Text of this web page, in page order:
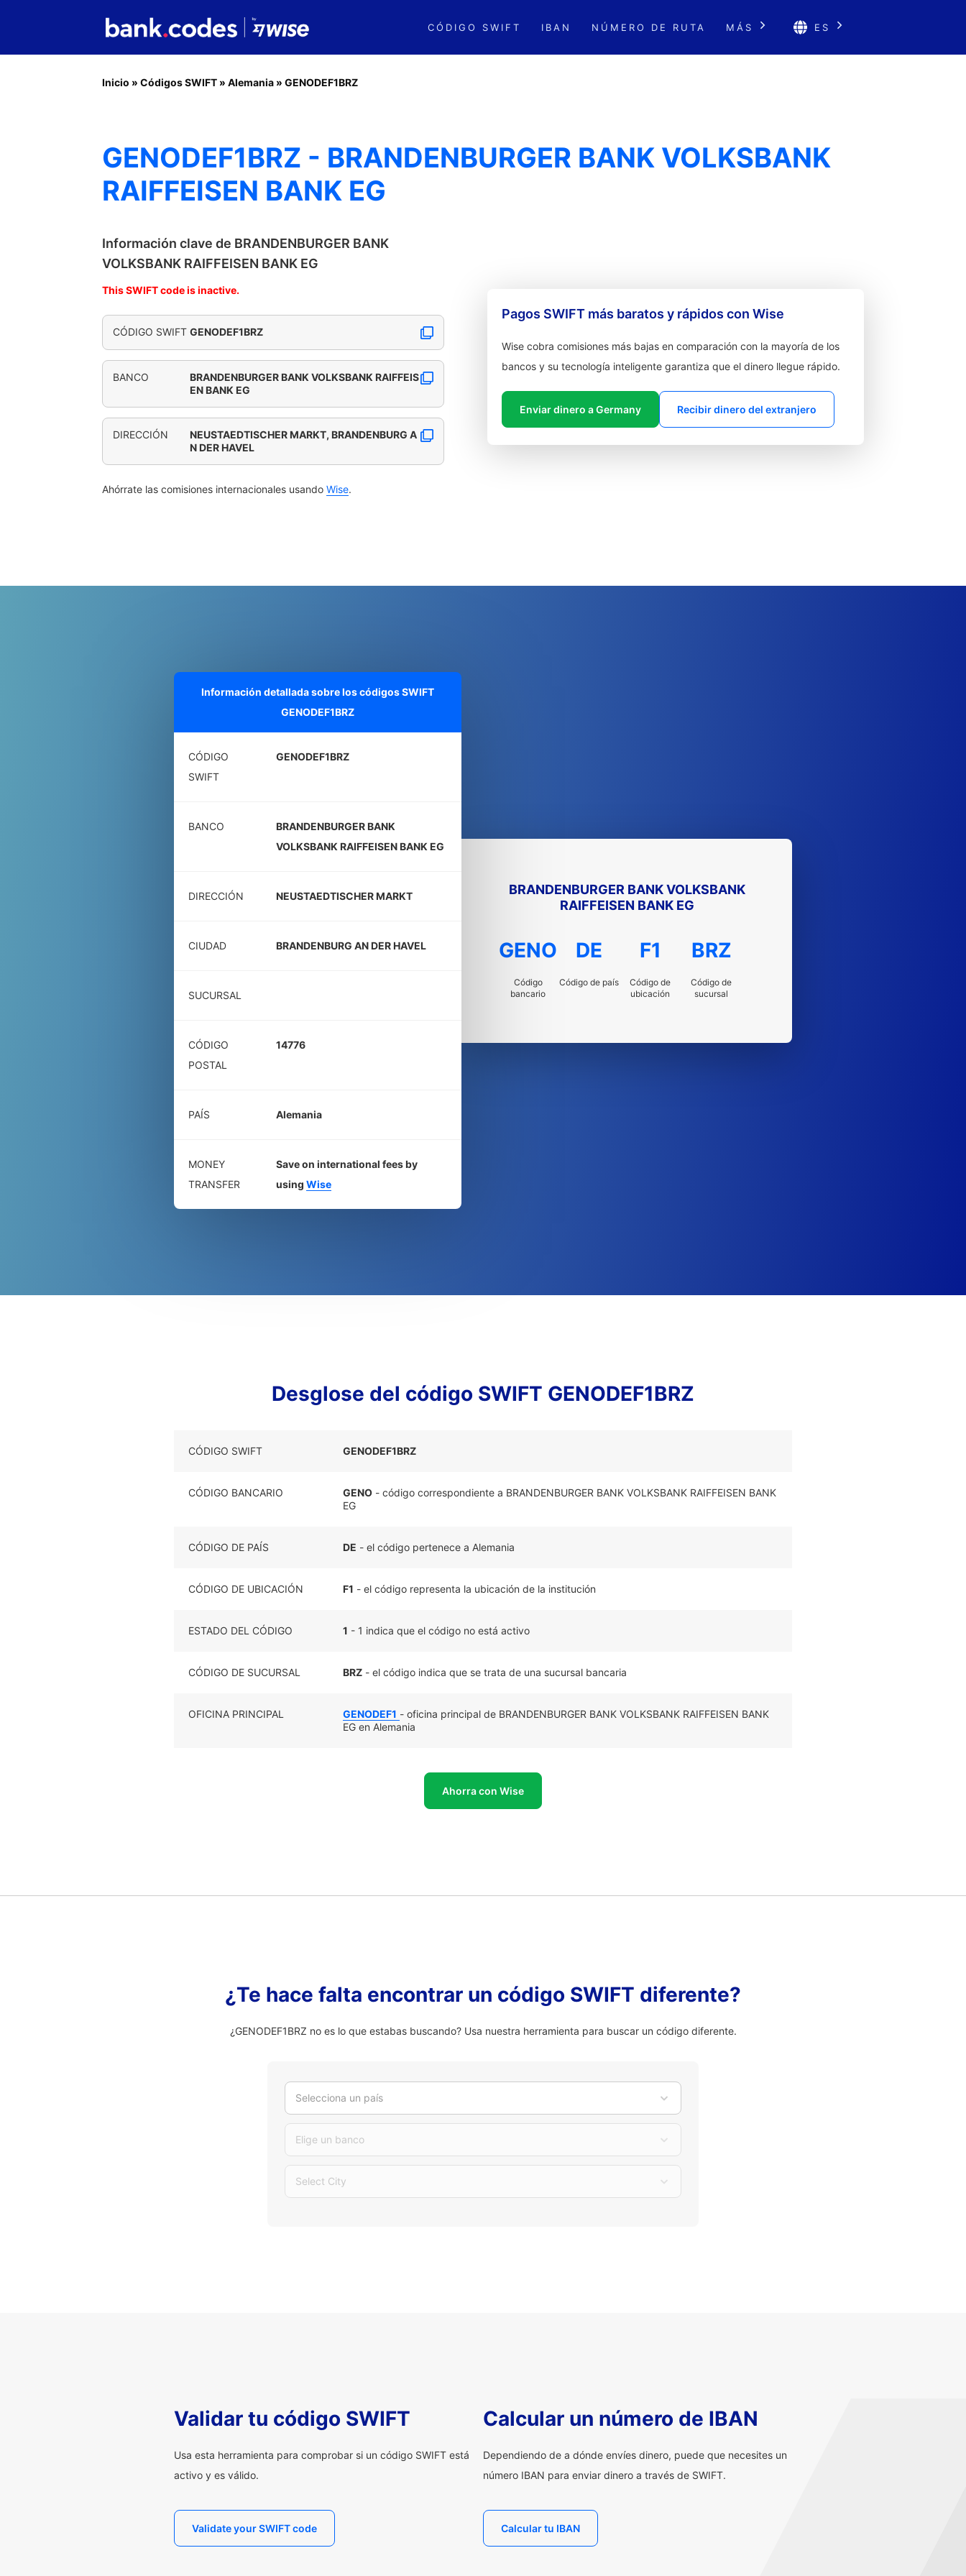
CÓDIGO SWIFT IBAN NÚMERO DE RUTA MÁS ES
Inicio » Códigos SWIFT » Alemania » GENODEF1BRZ
GENODEF1BRZ - BRANDENBURGER BANK VOLKSBANK
RAIFFEISEN BANK EG
Información clave de BRANDENBURGER BANK
VOLKSBANK RAIFFEISEN BANK EG
This SWIFT code is inactive.
CÓDIGO SWIFT GENODEF1BRZ
BANCO
BRANDENBURGER BANK VOLKSBANK RAIFFEIS
EN BANK EG
DIRECCIÓN
NEUSTAEDTISCHER MARKT, BRANDENBURG A
N DER HAVEL
Ahórrate las comisiones internacionales usando Wise.
Pagos SWIFT más baratos y rápidos con Wise
Wise cobra comisiones más bajas en comparación con la mayoría de los
bancos y su tecnología inteligente garantiza que el dinero llegue rápido.
Enviar dinero a Germany Recibir dinero del extranjero
Información detallada sobre los códigos SWIFT
GENODEF1BRZ
CÓDIGO
SWIFT
GENODEF1BRZ
BANCO
BRANDENBURGER BANK
VOLKSBANK RAIFFEISEN BANK EG
DIRECCIÓN NEUSTAEDTISCHER MARKT
CIUDAD BRANDENBURG AN DER HAVEL
SUCURSAL
CÓDIGO
POSTAL
14776
PAÍS Alemania
MONEY
TRANSFER
Save on international fees by
using Wise
BRANDENBURGER BANK VOLKSBANK
RAIFFEISEN BANK EG
GENO
Código
bancario
DE
Código de país
F1
Código de
ubicación
BRZ
Código de
sucursal
Desglose del código SWIFT GENODEF1BRZ
CÓDIGO SWIFT GENODEF1BRZ
CÓDIGO BANCARIO GENO - código correspondiente a BRANDENBURGER BANK VOLKSBANK RAIFFEISEN BANK
EG
CÓDIGO DE PAÍS DE - el código pertenece a Alemania
CÓDIGO DE UBICACIÓN F1 - el código representa la ubicación de la institución
ESTADO DEL CÓDIGO 1 - 1 indica que el código no está activo
CÓDIGO DE SUCURSAL BRZ - el código indica que se trata de una sucursal bancaria
OFICINA PRINCIPAL GENODEF1 - oficina principal de BRANDENBURGER BANK VOLKSBANK RAIFFEISEN BANK
EG en Alemania
Ahorra con Wise
¿Te hace falta encontrar un código SWIFT diferente?
¿GENODEF1BRZ no es lo que estabas buscando? Usa nuestra herramienta para buscar un código diferente.
Selecciona un país
Elige un banco
Select City
Validar tu código SWIFT
Usa esta herramienta para comprobar si un código SWIFT está
activo y es válido.
Validate your SWIFT code
Calcular un número de IBAN
Dependiendo de a dónde envíes dinero, puede que necesites un
número IBAN para enviar dinero a través de SWIFT.
Calcular tu IBAN